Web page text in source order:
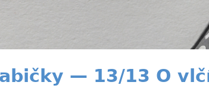
— 13/13 O